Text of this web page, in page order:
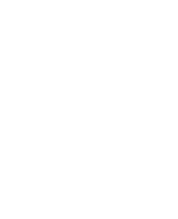
d’aspect ou
hydrolat.